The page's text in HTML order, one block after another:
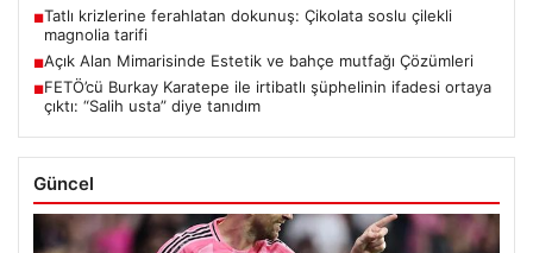
■Tatlı krizlerine ferahlatan dokunuş: Çikolata soslu çilekli
magnolia tarifi
■Açık Alan Mimarisinde Estetik ve bahçe mutfağı Çözümleri
■FETÖ’cü Burkay Karatepe ile irtibatlı şüphelinin ifadesi ortaya
çıktı: “Salih usta” diye tanıdım
Güncel